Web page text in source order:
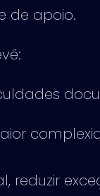
de apoio.
reduzir